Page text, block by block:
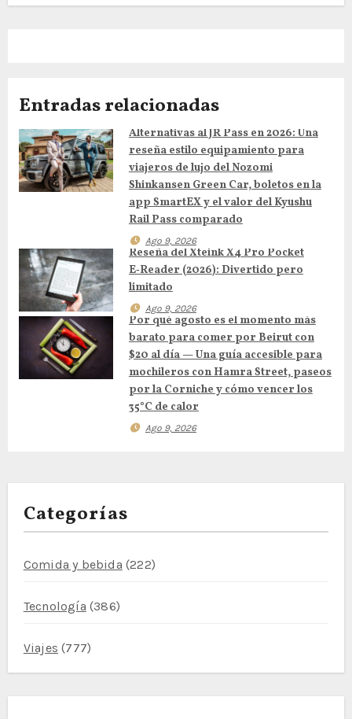
g
i
ó
n
e
e
n
t
r
s
Entradas relacionadas
Alternativas al JR Pass en 2026: Una
reseña estilo equipamiento para
viajeros de lujo del Nozomi
Shinkansen Green Car, boletos en la
app SmartEX y el valor del Kyushu
Rail Pass comparado
Ago 9, 2026
Reseña del Xteink X4 Pro Pocket
E‑Reader (2026): Divertido pero
limitado
Ago 9, 2026
Por qué agosto es el momento más
barato para comer por Beirut con
$20 al día — Una guía accesible para
mochileros con Hamra Street, paseos
por la Corniche y cómo vencer los
35°C de calor
Ago 9, 2026
Categorías
Comida y bebida (222)
Tecnología (386)
Viajes (777)